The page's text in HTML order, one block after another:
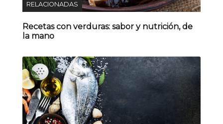
RELACIONADAS
Recetas con verduras: sabor y nutrición, de
la mano